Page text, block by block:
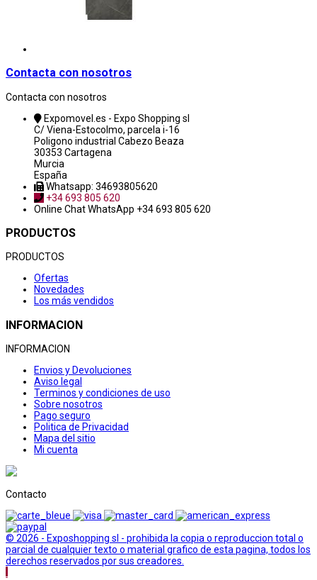
Contacta con nosotros
Contacta con nosotros
Expomovel.es - Expo Shopping sl
C/ Viena-Estocolmo, parcela i-16
Poligono industrial Cabezo Beaza
30353 Cartagena
Murcia
España
Whatsapp: 34693805620
+34 693 805 620
Online ChatWhatsApp +34 693 805 620
PRODUCTOS
PRODUCTOS
Ofertas
Novedades
Los más vendidos
INFORMACION
INFORMACION
Envios y Devoluciones
Aviso legal
Terminos y condiciones de uso
Sobre nosotros
Pago seguro
Politica de Privacidad
Mapa del sitio
Mi cuenta
Contacto
© 2026 - Exposhopping sl - prohibida la copia o reproduccion total o
parcial de cualquier texto o material grafico de esta pagina, todos los
derechos reservados por sus creadores.